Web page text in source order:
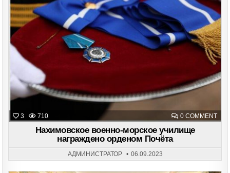
3 710 0 COMMENTON
in
Нахимовское военно-морское училище
награждено орденом Почёта
АДМИНИСТРАТОР 06.09.2023